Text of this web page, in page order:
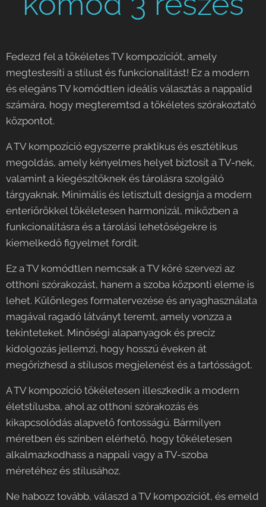
Fedezd fel a tökéletes TV kompozíciót, amely
megtestesíti a stílust és funkcionalitást! Ez a modern
és elegáns TV komódtlen ideális választás a nappalid
számára, hogy megteremtsd a tökéletes szórakoztató
központot.
A TV kompozíció egyszerre praktikus és esztétikus
megoldás, amely kényelmes helyet biztosít a TV-nek,
valamint a kiegészítőknek és tárolásra szolgáló
tárgyaknak. Minimális és letisztult designja a modern
enteriőrökkel tökéletesen harmonizál, miközben a
funkcionalitásra és a tárolási lehetőségekre is
kiemelkedő figyelmet fordít.
Ez a TV komódtlen nemcsak a TV köré szervezi az
otthoni szórakozást, hanem a szoba központi eleme is
lehet. Különleges formatervezése és anyaghasználata
magával ragadó látványt teremt, amely vonzza a
tekinteteket. Minőségi alapanyagok és precíz
kidolgozás jellemzi, hogy hosszú éveken át
megőrizhesd a stílusos megjelenést és a tartósságot.
A TV kompozíció tökéletesen illeszkedik a modern
életstílusba, ahol az otthoni szórakozás és
kikapcsolódás alapvető fontosságú. Bármilyen
méretben és színben elérhető, hogy tökéletesen
alkalmazkodhass a nappali vagy a TV-szoba
méretéhez és stílusához.
Ne habozz tovább, válaszd a TV kompozíciót, és emeld